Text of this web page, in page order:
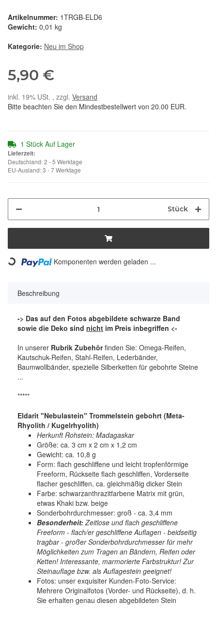
Artikelnummer: 1TRGB-ELD6
Gewicht: 0,01 kg
Kategorie: Neu im Shop
5,90 €
inkl. 19% USt. , zzgl. Versand
Bitte beachten Sie den Mindestbestellwert von 20.00 EUR.
1 Stück Auf Lager
Lieferzeit:
Deutschland: 2 - 5 Werktage
EU-Ausland: 3 - 7 Werktage
Stück
Loading... Komponenten werden geladen ...
Beschreibung
-> Das auf den Fotos abgebildete schwarze Band
sowie die Deko sind nicht im Preis inbegriffen <-
In unserer Rubrik Zubehörfinden Sie: Omega-Reifen,
Kautschuk-Reifen, Stahl-Reifen, Lederbänder,
Baumwollbänder, spezielle Silberketten für gebohrte Steine
...
*****
Eldarit "Nebulastein" Trommelstein gebohrt (Meta-
Rhyolith / Kugelrhyolith)
Herkunft Rohstein: Madagaskar
Größe: ca. 3 cm x 2 cm x 1,2 cm
Gewicht: ca. 10,8 g
Form: flach geschliffene und leicht tropfenförmige
Freeform, Rückseite flach geschliffen, Vorderseite
flacher geschliffen, ca. gleichmäßig dicker Stein
Farbe: schwarzanthrazitfarbene Matrix mit grün,
etwas Khaki bzw. beige
Sonderbohrdurchmesser: groß - ca. 3,4 mm
Besonderheit: Zeitlose und flach geschliffene
Freeform - flach/er geschliffene Auflagen - beidseitig
tragbar - großer Sonderbohrdurchmesser für mehr
Möglichkeiten zum Tragen an Bändern, Reifen oder
Ketten! Interessante, marmorierte Farbstruktur! Zur
Steinauflage bzw. als Auflagestein geeignet!
Fotos: unser exquisiter Kunden-Foto-Service:
Mehrere Originalfotos (Vorder- und Rückseite), d. h.
Sie erhalten genau diesen abgebildeten Stein